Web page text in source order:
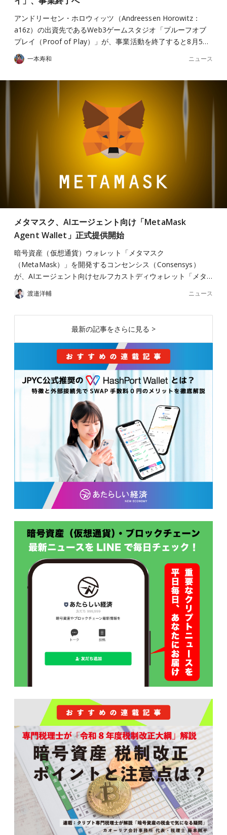
アンドリーセン・ホロウィッツ（Andreessen Horowitz：
a16z）の出資先であるWeb3ゲームスタジオ「プルーフオブ
プレイ（Proof of Play）」が、事業活動を終了すると8月5…
一本寿和 ニュース
メタマスク、AIエージェント向け「MetaMask
Agent Wallet」正式提供開始
暗号資産（仮想通貨）ウォレット「メタマスク
（MetaMask）」を開発するコンセンシス（Consensys）
が、AIエージェント向けセルフカストディウォレット「メタ…
渡邉洋輔 ニュース
最新の記事をさらに見る >